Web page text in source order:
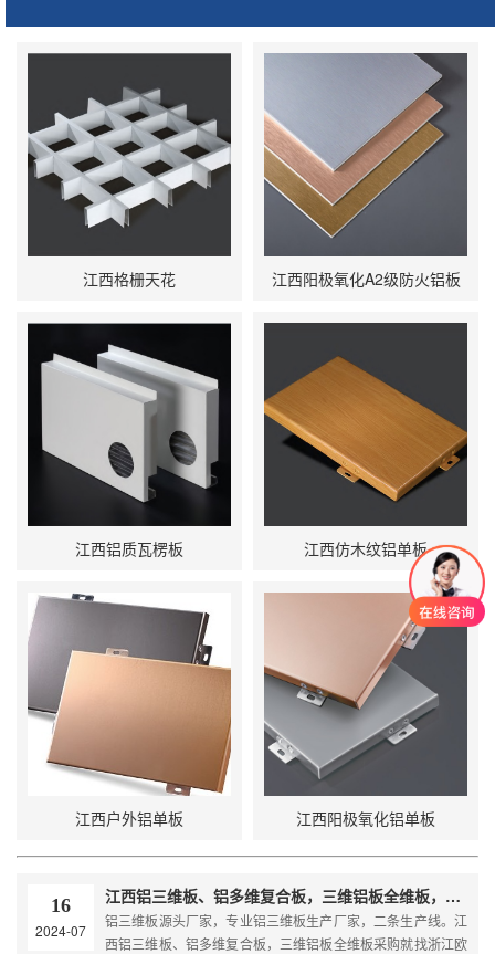
江西格栅天花 江西阳极氧化A2级防火铝板
江西铝质瓦楞板 江西仿木纹铝单板
江西户外铝单板 江西阳极氧化铝单板
16
2024-07
江西铝三维板、铝多维复合板，三维铝板全维板，三维铝锥芯金属板厂家直销，欧之杰装配式金属建材
铝三维板源头厂家，专业铝三维板生产厂家，二条生产线。江
西铝三维板、铝多维复合板，三维铝板全维板采购就找浙江欧